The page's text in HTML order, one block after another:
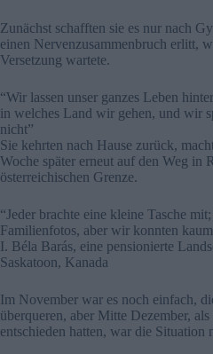
Zunächst schafften sie es nur nach
einen Nervenzusammenbruch erlitt,
Versetzung wartete.
“Wir lassen unser ganzes Leben
in welches Land wir gehen, und wir
nicht”
Sie kehrten nach Hause zurück,
Woche später erneut auf den Weg in
österreichischen Grenze.
“Jeder brachte eine kleine Tasche
Familienfotos, aber wir konnten
I. Béla Barás, eine pensionierte
Saskatoon, Kanada
Im November war es noch einfach,
überqueren, aber Mitte Dezember,
entschieden hatten, war die Situation